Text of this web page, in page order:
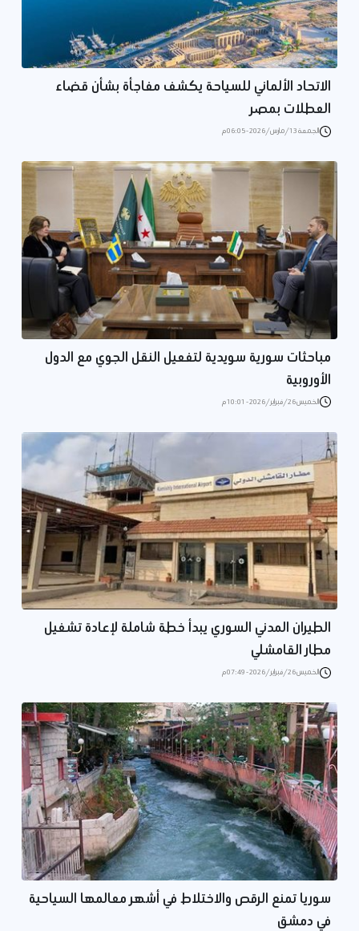
الاتحاد الألماني للسياحة يكشف مفاجأة بشأن قضاء
العطلات بمصر
الجمعة 13/مارس/2026 - 06:05 م
مباحثات سورية سويدية لتفعيل النقل الجوي مع الدول
الأوروبية
الخميس 26/فبراير/2026 - 10:01 م
الطيران المدني السوري يبدأ خطة شاملة لإعادة تشغيل
مطار القامشلي
الخميس 26/فبراير/2026 - 07:49 م
سوريا تمنع الرقص والاختلاط في أشهر معالمها السياحية
في دمشق